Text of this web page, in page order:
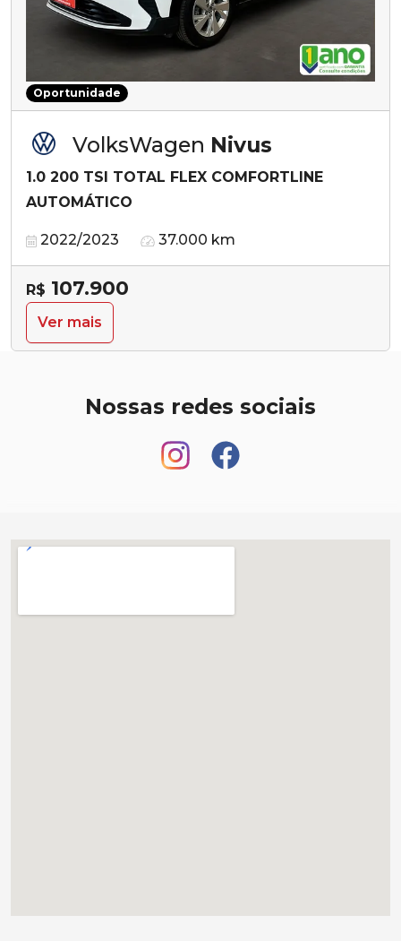
Oportunidade
VolksWagen Nivus
1.0 200 TSI TOTAL FLEX COMFORTLINE
AUTOMÁTICO
2022/2023 37.000 km
R$ 107.900
Ver mais
Nossas redes sociais